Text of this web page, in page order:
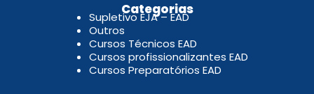
Categorias
Supletivo EJA – EAD
Outros
Cursos Técnicos EAD
Cursos profissionalizantes EAD
Cursos Preparatórios EAD